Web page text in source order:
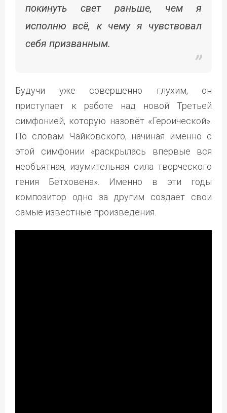
покинуть свет раньше, чем я
исполню всё, к чему я чувствовал
себя призванным.
Будучи уже совершенно глухим, он
приступает к работе над новой Третьей
симфонией, которую назовёт «Героической».
По словам Чайковского, начиная именно с
этой симфонии «раскрылась впервые вся
необъятная, изумительная сила творческого
гения Бетховена». Именно в эти годы
композитор одно за другим создаёт свои
самые известные произведения.